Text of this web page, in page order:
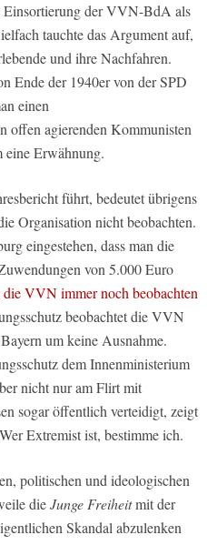
Einsortierung der VVN-BdA als
tauchte das Argument auf,
und ihre Nachfahren.
Ende der 1940er von der SPD
einen
offen agierenden Kommunisten
eine Erwähnung.
führt, bedeutet übrigens
Organisation nicht beobachten.
eingestehen, dass man die
von 5.000 Euro
VVN immer noch beobachten
beobachtet die VVN
um keine Ausnahme.
dem Innenministerium
nicht nur am Flirt mit
sogar öffentlich verteidigt, zeigt
Extremist ist, bestimme ich.
politischen und ideologischen
dieJunge Freiheitmit der
Skandal abzulenken